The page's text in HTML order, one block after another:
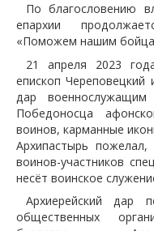
По благословению
епархии
«Поможем нашим
21 апреля 2023
епископ Череповецкий
дар военнослужащим
Победоносца
воинов, карманные
Архипастырь
воинов-участников
несёт воинское
Архиерейский дар
общественных